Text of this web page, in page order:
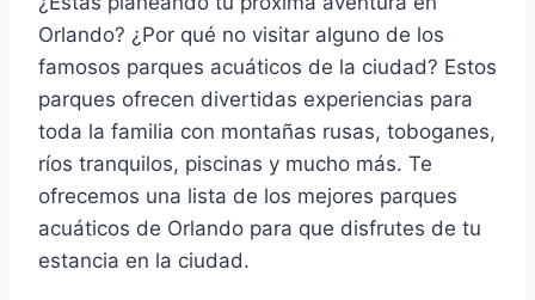
Orlando? ¿Por qué no visitar alguno de los
famosos parques acuáticos de la ciudad? Estos
parques ofrecen divertidas experiencias para
toda la familia con montañas rusas, toboganes,
ríos tranquilos, piscinas y mucho más. Te
ofrecemos una lista de los mejores parques
acuáticos de Orlando para que disfrutes de tu
estancia en la ciudad.